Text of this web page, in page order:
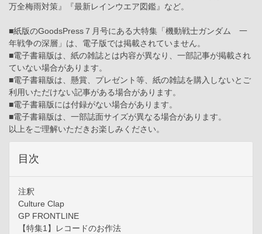
万全梅雨対策』『最新レインウエア図鑑』など。
■紙版のGoodsPress７月号にある大特集「機動戦士ガンダム 一
年戦争の深層」は、電子版では掲載されていません。
■電子書籍版は、紙の雑誌とは内容が異なり、一部記事が掲載され
ていない場合があります。
■電子書籍版は、懸賞、プレゼント等、紙の雑誌を購入しないとご
利用いただけない記事がある場合があります。
■電子書籍版には付録がない場合があります。
■電子書籍版は、一部誌面サイズが異なる場合があります。
以上をご理解いただきお楽しみください。
目次
注釈
Culture Clap
GP FRONTLINE
【特集1】レコードのお作法